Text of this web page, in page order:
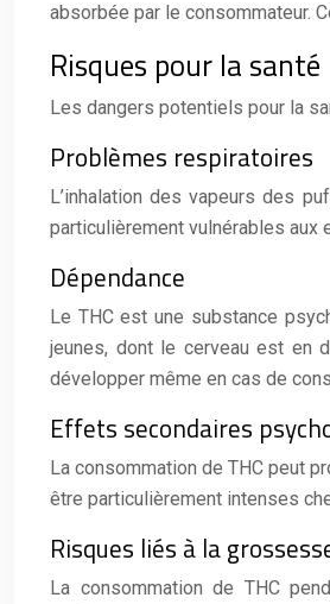
absorbée par le consommateur.
Risques pour la santé
Les dangers potentiels pour la
Problèmes respiratoires
L’inhalation des vapeurs des
particulièrement vulnérables
Dépendance
Le THC est une substance
jeunes, dont le cerveau est en
développer même en cas de
Effets secondaires
La consommation de THC peut
être particulièrement intenses
Risques liés à la
La consommation de THC